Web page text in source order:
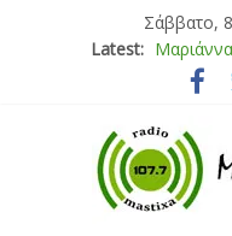
Σάββατο,
Latest:
Τάνια
Μάνος
Ιορδάνης